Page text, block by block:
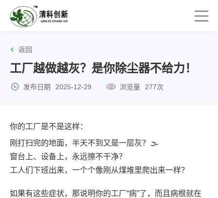
返回
工厂越做越灰？是你除尘器不给力！
发布日期 2025-12-29 浏览量 277次
你的工厂是不是这样：
刚打扫完的地面，半天不到又是一层灰？🌫️
窗台上、设备上，永远擦不干净？
工人们下班出来，一个个像刚从煤堆里爬出来一样？
如果有这些症状，那说明你的工厂“病”了，而且病根就在